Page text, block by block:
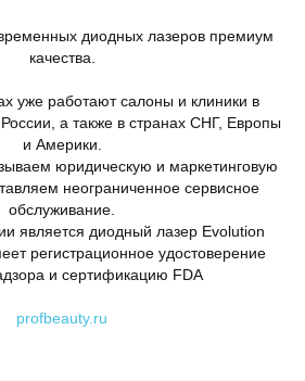
диодных лазеров премиум
качества.
уже работают салоны и клиники в
а также в странах СНГ, Европы
и Америки.
юридическую и маркетинговую
неограниченное сервисное
обслуживание.
является диодный лазер Evolution
регистрационное удостоверение
и сертификацию FDA
profbeauty.ru